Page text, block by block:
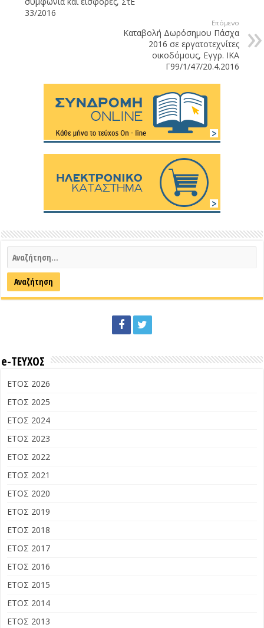
33/2016
Επόμενο
Καταβολή Δωρόσημου Πάσχα
2016 σε εργατοτεχνίτες
οικοδόμους, Εγγρ. ΙΚΑ
Γ99/1/47/20.4.2016
e-ΤΕΥΧΟΣ
ΕΤΟΣ 2026
ΕΤΟΣ 2025
ΕΤΟΣ 2024
ΕΤΟΣ 2023
ΕΤΟΣ 2022
ΕΤΟΣ 2021
ΕΤΟΣ 2020
ΕΤΟΣ 2019
ΕΤΟΣ 2018
ΕΤΟΣ 2017
ΕΤΟΣ 2016
ΕΤΟΣ 2015
ΕΤΟΣ 2014
ΕΤΟΣ 2013